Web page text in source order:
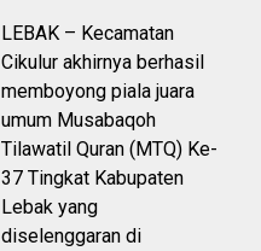
LEBAK – Kecamatan
Cikulur akhirnya berhasil
memboyong piala juara
umum Musabaqoh
Tilawatil Quran (MTQ) Ke-
37 Tingkat Kabupaten
Lebak yang
diselenggaran di